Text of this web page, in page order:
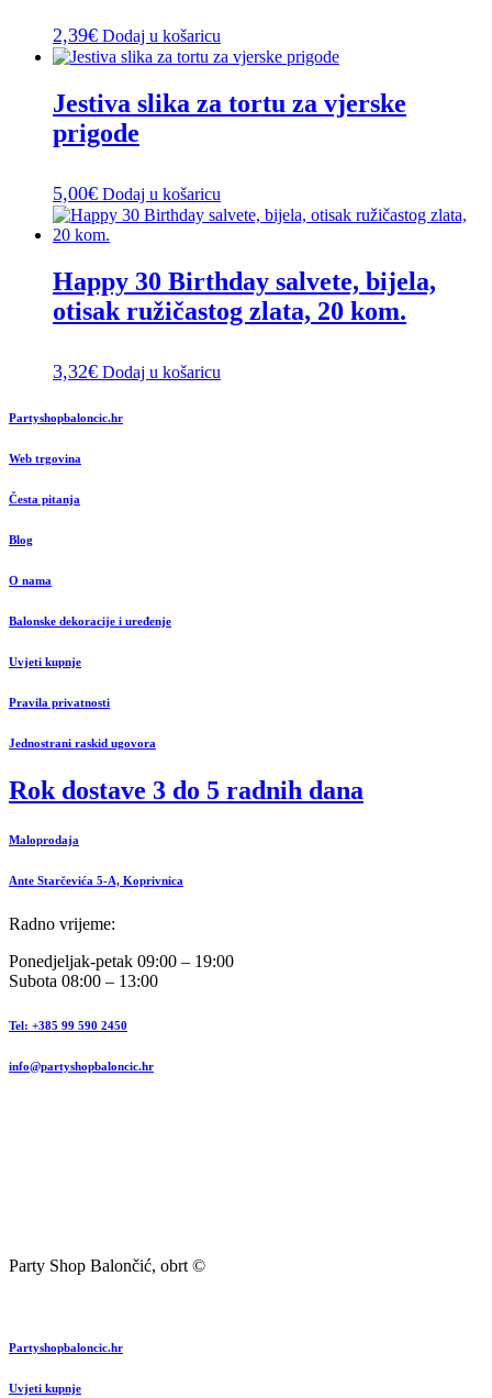
2,39€ Dodaj u košaricu
Jestiva slika za tortu za vjerske
prigode
5,00€ Dodaj u košaricu
Happy 30 Birthday salvete, bijela,
otisak ružičastog zlata, 20 kom.
3,32€ Dodaj u košaricu
Partyshopbaloncic.hr
Web trgovina
Česta pitanja
Blog
O nama
Balonske dekoracije i uređenje
Uvjeti kupnje
Pravila privatnosti
Jednostrani raskid ugovora
Rok dostave 3 do 5 radnih dana
Maloprodaja
Ante Starčevića 5-A, Koprivnica
Radno vrijeme:
Ponedjeljak-petak 09:00 – 19:00
Subota 08:00 – 13:00
Tel: +385 99 590 2450
info@partyshopbaloncic.hr
Party Shop Balončić, obrt ©
Partyshopbaloncic.hr
Uvjeti kupnje